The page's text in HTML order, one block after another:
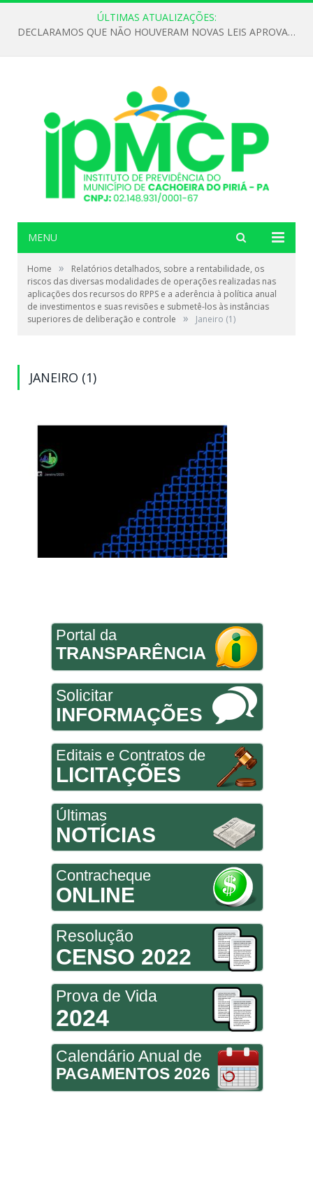
ÚLTIMAS ATUALIZAÇÕES:
DECLARAMOS QUE NÃO HOUVERAM NOVAS LEIS APROVADAS ATÉ O MOMENTO PARA O INSTITUTO DE PREVIDÊNCIA NO ANO DE 2026
MENU
Home »
Relatórios detalhados, sobre a rentabilidade, os
riscos das diversas modalidades de operações realizadas nas
aplicações dos recursos do RPPS e a aderência à política anual
de investimentos e suas revisões e submetê-los às instâncias
superiores de deliberação e controle
» Janeiro (1)
JANEIRO (1)
Portal da
TRANSPARÊNCIA
Solicitar
INFORMAÇÕES
Editais e Contratos de
LICITAÇÕES
Últimas
NOTÍCIAS
Contracheque
ONLINE
Resolução
CENSO 2022
Prova de Vida
2024
Calendário Anual de
PAGAMENTOS 2026